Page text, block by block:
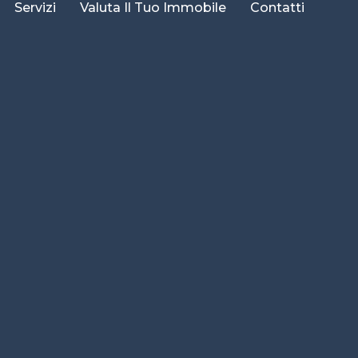
Servizi Valuta Il Tuo Immobile Contatti